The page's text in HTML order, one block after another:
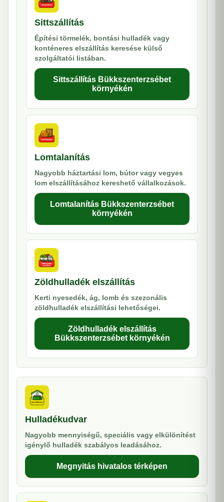
Sittszállítás
Építési törmelék, bontási hulladék vagy
konténeres elszállítás keresése külső
szolgáltatói listában.
Sittszállítás Bükkszenterzsébet
környékén
Lomtalanítás
Nagyobb háztartási lom, bútor vagy vegyes
lom elszállításához kereshető vállalkozások.
Lomtalanítás Bükkszenterzsébet
környékén
Zöldhulladék elszállítás
Kerti nyesedék, ág, lomb és szezonális
zöldhulladék elszállítási lehetőségei.
Zöldhulladék elszállítás
Bükkszenterzsébet környékén
Hulladékudvar
Nagyobb mennyiségű, speciális vagy elkülönítést
igénylő hulladék szabályos leadásához.
Megnyitás hivatalos térképen